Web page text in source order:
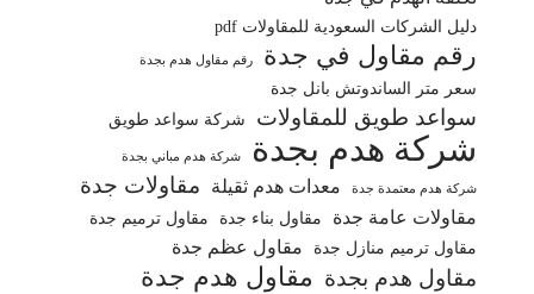
دليل الشركات السعودية للمقاولات pdf
رقم مقاول في جدة رقم مقاول هدم بجدة
سعر متر الساندوتش بانل جدة
سواعد طويق للمقاولات شركة سواعد طويق
شركة هدم بجدة شركة هدم مباني بجدة
شركة هدم معتمدة جدة معدات هدم ثقيلة مقاولات جدة
مقاولات عامة جدة مقاول بناء جدة
مقاول ترميم جدة
مقاول ترميم منازل جدة
مقاول عظم جدة
مقاول هدم بجدة مقاول هدم جدة